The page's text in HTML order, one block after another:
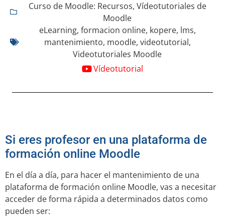
Curso de Moodle: Recursos, Vídeotutoriales de
Moodle
eLearning, formacion online, kopere, lms,
mantenimiento, moodle, videotutorial,
Videotutoriales Moodle
Vídeotutorial
Si eres profesor en una plataforma de
formación online Moodle
En el día a día, para hacer el mantenimiento de una
plataforma de formación online Moodle, vas a necesitar
acceder de forma rápida a determinados datos como
pueden ser: